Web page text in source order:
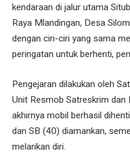
kendaraan di jalur utama
Raya Mlandingan, Desa
dengan ciri-ciri yang sama
peringatan untuk berhenti,
Pengejaran dilakukan oleh
Unit Resmob Satreskrim dan
akhirnya mobil berhasil
dan SB (40) diamankan,
melarikan diri.